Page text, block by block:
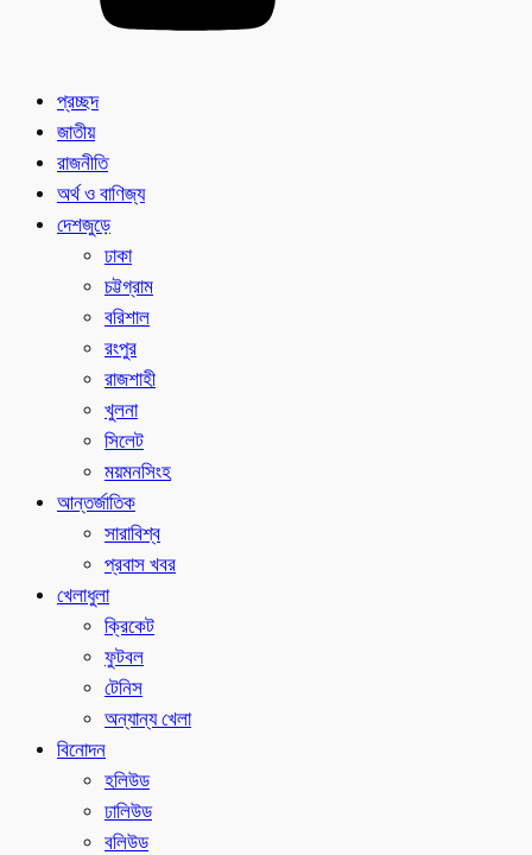
প্রচ্ছদ
জাতীয়
রাজনীতি
অর্থ ও বাণিজ্য
দেশজুড়ে
ঢাকা
চট্টগ্রাম
বরিশাল
রংপুর
রাজশাহী
খুলনা
সিলেট
ময়মনসিংহ
আন্তর্জাতিক
সারাবিশ্ব
প্রবাস খবর
খেলাধুলা
ক্রিকেট
ফুটবল
টেনিস
অন্যান্য খেলা
বিনোদন
হলিউড
ঢালিউড
বলিউড